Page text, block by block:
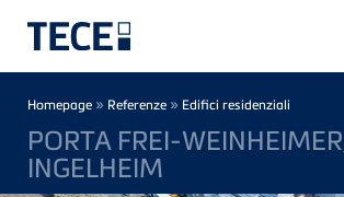
Breadcrumb
Homepage » Referenze » Edifici residenziali
PORTA FREI-
INGELHEIM